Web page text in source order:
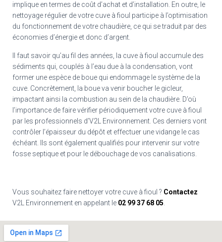
implique en termes de coût d’achat et d’installation. En outre, le
nettoyage régulier de votre cuve à fioul participe à l’optimisation
du fonctionnement de votre chaudière, ce qui se traduit par des
économies d’énergie et donc d’argent.
Il faut savoir qu’au fil des années, la cuve à fioul accumule des
sédiments qui, couplés à l’eau due à la condensation, vont
former une espèce de boue qui endommage le système de la
cuve. Concrètement, la boue va venir boucher le gicleur,
impactant ainsi la combustion au sein de la chaudière. D’où
l’importance de faire vérifier périodiquement votre cuve à fioul
par les professionnels d’V2L Environnement. Ces derniers vont
contrôler l’épaisseur du dépôt et effectuer une vidange le cas
échéant. Ils sont également qualifiés pour intervenir sur votre
fosse septique et pour le débouchage de vos canalisations.
Vous souhaitez faire nettoyer votre cuve à fioul ? Contactez
V2L Environnement en appelant le 02 99 37 68 05.